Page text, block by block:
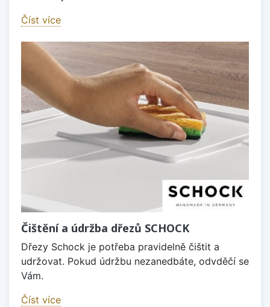
Číst více
Čištění a údržba dřezů SCHOCK
Dřezy Schock je potřeba pravidelně čištit a
udržovat. Pokud údržbu nezanedbáte, odvděčí se
Vám.
Číst více